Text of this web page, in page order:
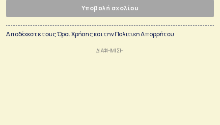
Υποβολή σχολίου
Αποδέχεστε τουςΌροι Χρήσηςκαι τηνΠολιτικη Απορρήτου